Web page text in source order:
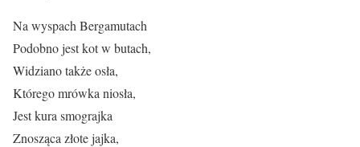
Na wyspach Bergamutach
Podobno jest kot w butach,
Widziano także osła,
Którego mrówka niosła,
Jest kura smograjka
Znosząca złote jajka,